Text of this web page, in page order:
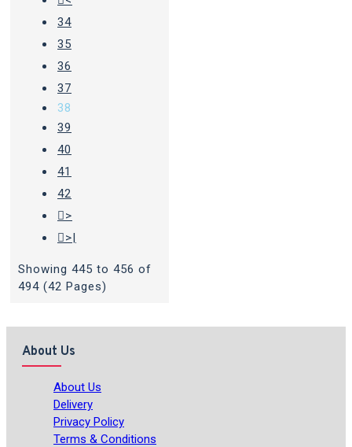
34
35
36
37
38
39
40
41
42
>
>|
Showing 445 to 456 of
494 (42 Pages)
About Us
About Us
Delivery
Privacy Policy
Terms & Conditions